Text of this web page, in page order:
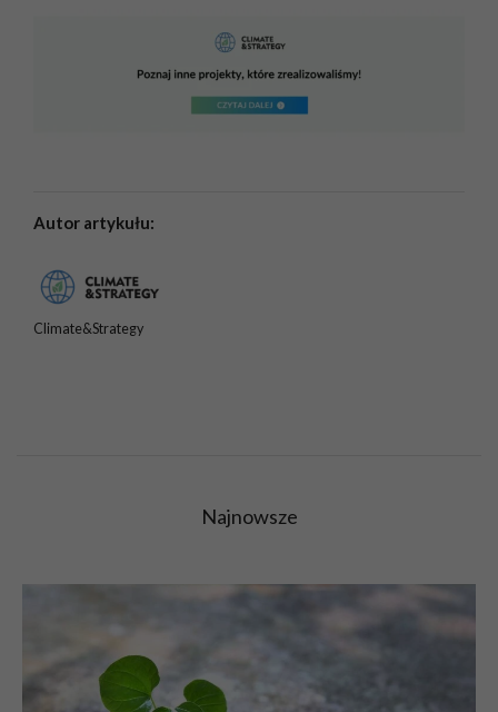
Autor artykułu:
Climate&Strategy
Najnowsze